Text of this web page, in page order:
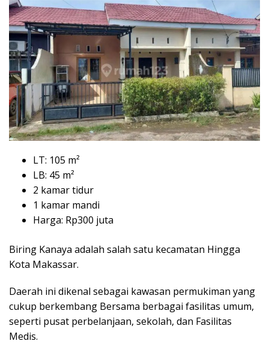
LT: 105 m²
LB: 45 m²
2 kamar tidur
1 kamar mandi
Harga: Rp300 juta
Biring Kanaya adalah salah satu kecamatan Hingga
Kota Makassar.
Daerah ini dikenal sebagai kawasan permukiman yang
cukup berkembang Bersama berbagai fasilitas umum,
seperti pusat perbelanjaan, sekolah, dan Fasilitas
Medis.